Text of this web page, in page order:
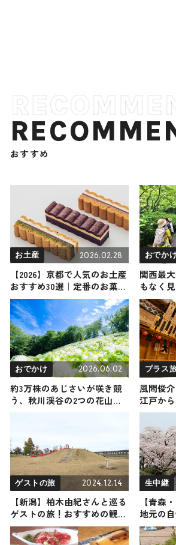
おすすめ
お土産 2026.02.28
【2026】京都で人気のお土産
おすすめ30選｜定番のお菓子
からおしゃれ・かわいいお土
産まで幅広く紹介
おでか
関西最
もなく
2.5万株
山の「
園」
おでかけ 2026.06.02
約3万株のあじさいが咲き競
う、秋川渓谷の2つの花山！
きる野市
プラス
風間俊
江戸か
文化の
ゲストの旅 2024.12.14
【新潟】柏木由紀さんと巡る
ゲストの旅！おすすめの観
光・グルメをご紹介 2024年
12月14日放送
生中継
【青森
地元の
2024年4